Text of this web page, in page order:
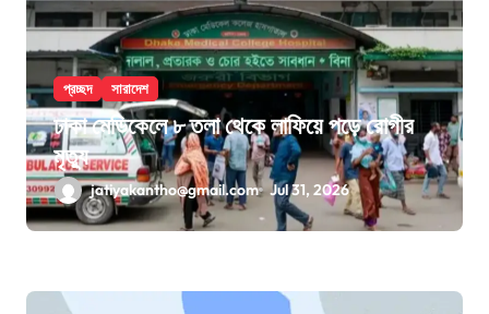
প্রচ্ছদ সারাদেশ
ঢাকা মেডিকেলে ৮ তলা থেকে লাফিয়ে পড়ে রোগীর
মৃত্যু
jatiyakantho@gmail.com Jul 31, 2026